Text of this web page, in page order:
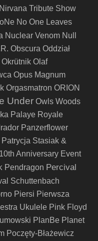
Nirvana Tribute Show
No One Leaves
Nuclear Venom Null
Obscura Oddział
Okrütnik Olaf
Opus Magnum
Orgasmatron ORION
Under Owls Woods
Palaye Royale
Panzerflower
Patrycja Stasiak &
Anniversary Event
Pendragon Percival
Schuttenbach
Piersi Pierwsza
Ukulele Pink Floyd
PlanBe Planet
Poczęty-Błażewicz